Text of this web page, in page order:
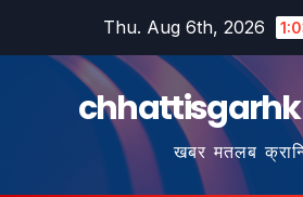
Thu. Aug 6th, 2026
खबर मतलब